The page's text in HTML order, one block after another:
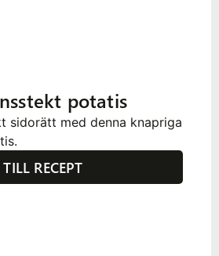
potatis
sidorätt med denna knapriga
TILL RECEPT